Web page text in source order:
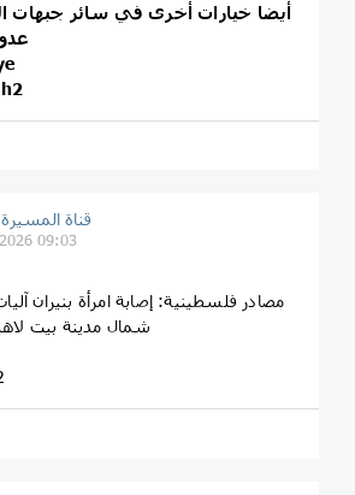
أيضا خيارات أخرى في سائر جبهات
قناة
09:03
مصادر فلسطينية: إصابة امرأة بنيران
شمال مدينة بيت